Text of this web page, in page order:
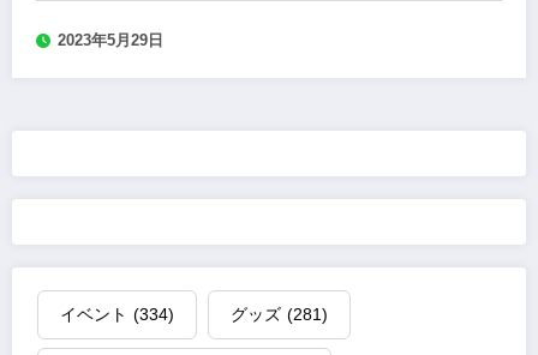
ャオ）」
2023年5月29日
イベント (334) グッズ (281)